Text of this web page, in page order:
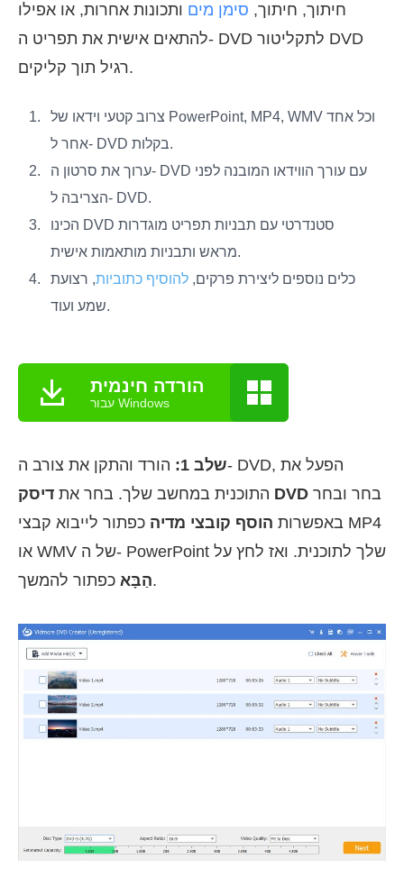
חיתוך, חיתוך, סימן מים ותכונות אחרות, או אפילו
להתאים אישית את תפריט ה- DVD לתקליטור DVD
רגיל תוך קליקים.
צרוב קטעי וידאו של PowerPoint, MP4, WMV וכל אחד
אחר ל- DVD בקלות.
ערוך את סרטון ה- DVD עם עורך הווידאו המובנה לפני
הצריבה ל- DVD.
הכינו DVD סטנדרטי עם תבניות תפריט מוגדרות
מראש ותבניות מותאמות אישית.
כלים נוספים ליצירת פרקים, להוסיף כתוביות, רצועת
שמע ועוד.
הורדה חינמית
עבור Windows
שלב 1:
הורד והתקן את צורב ה- DVD, הפעל את
התוכנית במחשב שלך. בחר את דיסק DVD
באפשרות הוסף קובצי מדיה כפתור לייבוא קבצי MP4
או WMV של ה- PowerPoint שלך לתוכנית. ואז לחץ על
הַבָּאכפתור להמשך.